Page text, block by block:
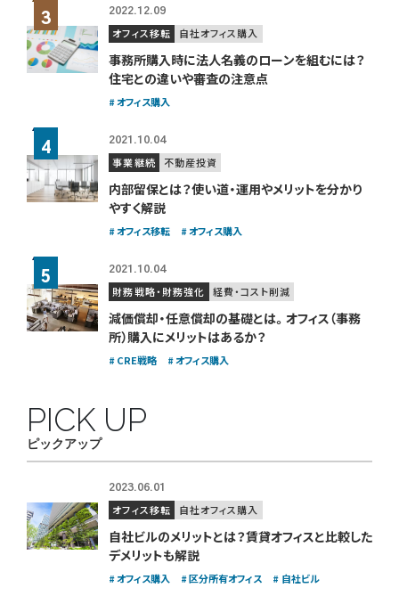
2022.12.09
オフィス移転 自社オフィス購入
事務所購入時に法人名義のローンを組むには？
住宅との違いや審査の注意点
オフィス購入
2021.10.04
事業継続 不動産投資
内部留保とは？使い道・運用やメリットを分かり
やすく解説
オフィス移転 オフィス購入
2021.10.04
財務戦略・財務強化 経費・コスト削減
減価償却・任意償却の基礎とは。 オフィス（事務
所）購入にメリットはあるか？
CRE戦略 オフィス購入
ピックアップ
PICK UP
2023.06.01
オフィス移転 自社オフィス購入
自社ビルのメリットとは？賃貸オフィスと比較した
デメリットも解説
オフィス購入 区分所有オフィス 自社ビル